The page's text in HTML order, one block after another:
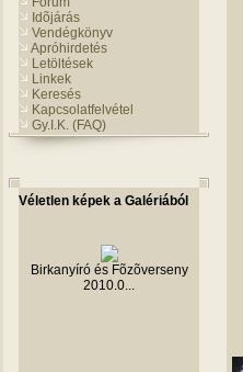
Idõjárás
Vendégkönyv
Apróhirdetés
Letöltések
Linkek
Keresés
Kapcsolatfelvétel
Gy.I.K. (FAQ)
Véletlen képek a Galériából
Birkanyíró és Fõzõverseny
2010.0...